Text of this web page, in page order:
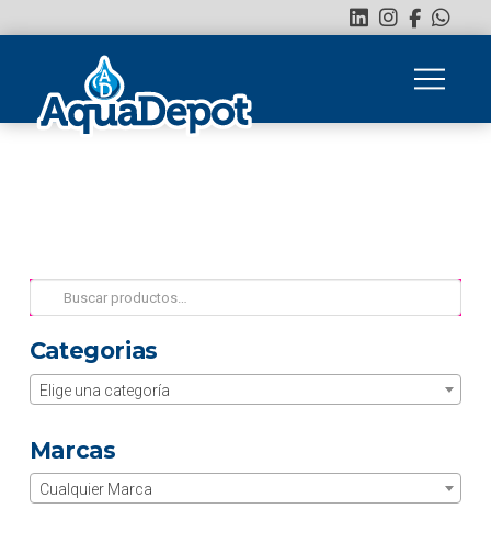
Buscar
por:
Categorias
Elige una categoría
Marcas
Cualquier Marca